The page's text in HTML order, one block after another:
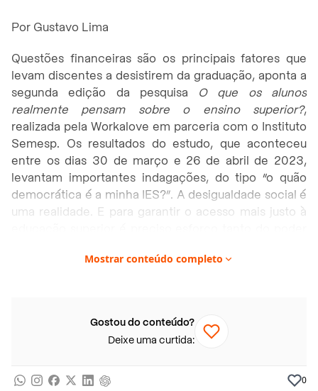
Por Gustavo Lima
Questões financeiras são os principais fatores que
levam discentes a desistirem da graduação, aponta a
segunda edição da pesquisa O que os alunos
realmente pensam sobre o ensino superior?,
realizada pela Workalove em parceria com o Instituto
Semesp. Os resultados do estudo, que aconteceu
entre os dias 30 de março e 26 de abril de 2023,
levantam importantes indagações, do tipo “o quão
democrática é a minha IES?”. A desigualdade social é
uma realidade. E para garantir o acesso mais justo à
Faculdades Metropolitanas Unidas (FMU). Hoje, aos
27 anos, o jovem conta que precisou trancar a
dinheiro. Da primeira vez, após dar início aos estudos
Mostrar conteúdo completo
Gostou do conteúdo?
Deixe uma curtida:
0